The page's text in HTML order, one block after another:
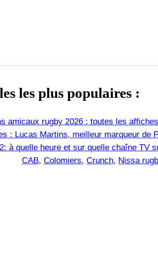
les plus populaires :
amicaux rugby 2026 : toutes les
: Lucas Martins, meilleur marqueur de
à quelle heure et sur quelle chaîne TV
CAB, Colomiers, Crunch, Nissa